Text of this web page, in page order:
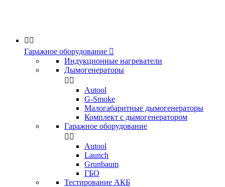
 
Гаражное оборудование 
Индукционные нагреватели
Дымогенераторы
 
Аutool
G-Smoke
Малогабаритные дымогенераторы
Комплект с дымогенератором
Гаражное оборудование
 
Autool
Launch
Grunbaum
ГБО
Тестирование АКБ